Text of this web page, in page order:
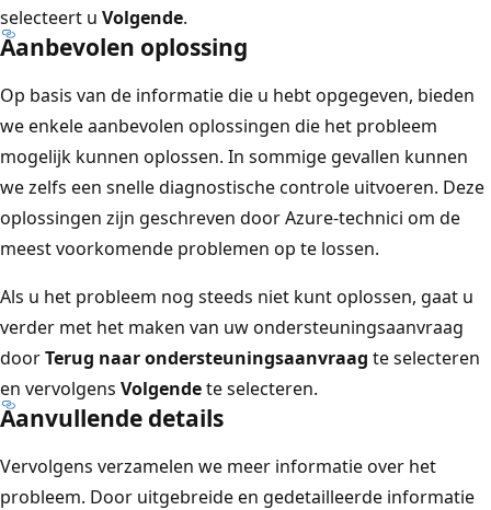
selecteert u Volgende.
Aanbevolen oplossing
Op basis van de informatie die u hebt opgegeven, bieden
we enkele aanbevolen oplossingen die het probleem
mogelijk kunnen oplossen. In sommige gevallen kunnen
we zelfs een snelle diagnostische controle uitvoeren. Deze
oplossingen zijn geschreven door Azure-technici om de
meest voorkomende problemen op te lossen.
Als u het probleem nog steeds niet kunt oplossen, gaat u
verder met het maken van uw ondersteuningsaanvraag
doorTerug naar ondersteuningsaanvraag te selecteren
en vervolgens Volgendete selecteren.
Aanvullende details
Vervolgens verzamelen we meer informatie over het
probleem. Door uitgebreide en gedetailleerde informatie